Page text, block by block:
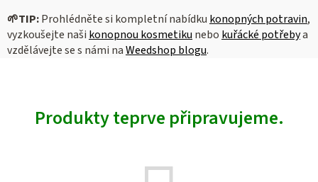
🌱TIP:Prohlédněte si kompletní nabídku konopných potravin,
vyzkoušejte naši konopnou kosmetiku nebo kuřácké potřebya
vzdělávejte se s námi naWeedshop blogu.
Produkty teprve připravujeme.